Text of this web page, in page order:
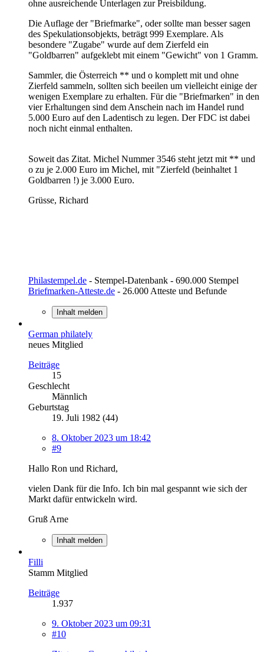
ohne ausreichende Unterlagen zur Preisbildung.
Die Auflage der "Briefmarke", oder sollte man besser sagen
des Spekulationsobjekts, beträgt 999 Exemplare. Als
besondere "Zugabe" wurde auf dem Zierfeld ein
"Goldbarren" aufgeklebt mit einem "Gewicht" von 1 Gramm.
Sammler, die Österreich ** und o komplett mit und ohne
Zierfeld sammeln, sollten sich beeilen um vielleicht einige der
wenigen Exemplare zu erhalten. Für die "Briefmarken" in den
vier Erhaltungen sind dem Anschein nach im Handel rund
5.000 Euro auf den Ladentisch zu legen. Der FDC ist dabei
noch nicht einmal enthalten.
Soweit das Zitat. Michel Nummer 3546 steht jetzt mit ** und
o zu je 2.000 Euro im Michel, mit "Zierfeld (beinhaltet 1
Goldbarren !) je 3.000 Euro.
Grüsse, Richard
Philastempel.de - Stempel-Datenbank - 690.000 Stempel
Briefmarken-Atteste.de - 26.000 Atteste und Befunde
Inhalt melden
German philately
neues Mitglied
Beiträge
15
Geschlecht
Männlich
Geburtstag
19. Juli 1982 (44)
8. Oktober 2023 um 18:42
#9
Hallo Ron und Richard,
vielen Dank für die Info. Ich bin mal gespannt wie sich der
Markt dafür entwickeln wird.
Gruß Arne
Inhalt melden
Filli
Stamm Mitglied
Beiträge
1.937
9. Oktober 2023 um 09:31
#10